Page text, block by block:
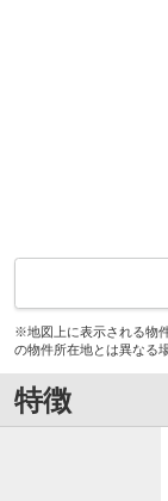
※地図上に表示される物
の物件所在地とは異なる
特徴